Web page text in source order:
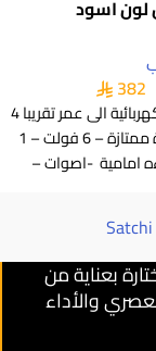
لون اسود
382
دباب اطفال كهربائية الى عمر تقريبا 4
سنوات بجودة ممتازة – 6 فولت – 1
امامية -اصوات –
Satchi
بعناية من
والأداء